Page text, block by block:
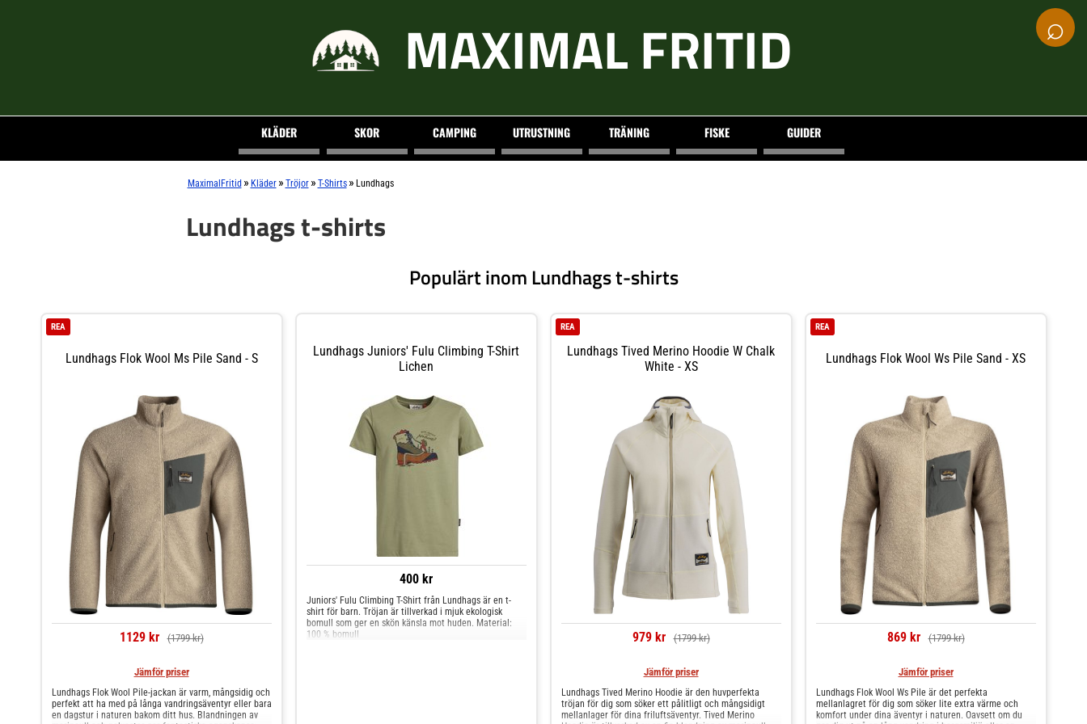
MAXIMAL FRITID ⌕
KLÄDER SKOR CAMPING UTRUSTNING TRÄNING FISKE GUIDER
MaximalFritid » Kläder » Tröjor » T-Shirts » Lundhags
Lundhags t-shirts
Populärt inom Lundhags t-shirts
Lundhags Flok Wool Ms Pile Sand - S
REA
1129 kr (1799 kr)
Jämför priser
Lundhags Flok Wool Pile-jackan är varm, mångsidig och
perfekt att ha med på långa vandringsäventyr eller bara
en dagstur i naturen bakom ditt hus. Blandningen av
Lundhags Juniors' Fulu Climbing T-Shirt
Lichen
400 kr
Juniors' Fulu Climbing T-Shirt från Lundhags är en t-
shirt för barn. Tröjan är tillverkad i mjuk ekologisk
bomull som ger en skön känsla mot huden. Material:
100 % bomull
Lundhags Tived Merino Hoodie W Chalk
White - XS
REA
979 kr (1799 kr)
Jämför priser
Lundhags Tived Merino Hoodie är den huvperfekta
tröjan för dig som söker ett pålitligt och mångsidigt
mellanlager för dina friluftsäventyr. Tived Merino
Lundhags Flok Wool Ws Pile Sand - XS
REA
869 kr (1799 kr)
Jämför priser
Lundhags Flok Wool Ws Pile är det perfekta
mellanlagret för dig som söker lite extra värme och
komfort under dina äventyr i naturen. Oavsett om du